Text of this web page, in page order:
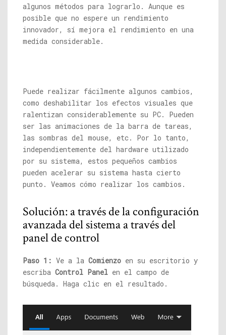
algunos métodos para lograrlo. Aunque es
posible que no espere un rendimiento
innovador, sí mejora el rendimiento en una
medida considerable.
Puede realizar fácilmente algunos cambios,
como deshabilitar los efectos visuales que
ralentizan considerablemente su PC. Pueden
ser las animaciones de la barra de tareas,
las sombras del mouse, etc. Por lo tanto,
independientemente del hardware utilizado
por su sistema, estos pequeños cambios
pueden acelerar su sistema hasta cierto
punto. Veamos cómo realizar los cambios.
Solución: a través de la configuración
avanzada del sistema a través del
panel de control
Paso 1: Ve a la Comienzo en su escritorio y
escriba Control Panel en el campo de
búsqueda. Haga clic en el resultado.